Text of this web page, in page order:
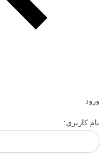
ورود
نام کاربری: